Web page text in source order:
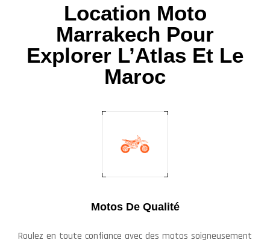
Location Moto
Marrakech Pour
Explorer L’Atlas Et Le
Maroc
Motos De Qualité
Roulez en toute confiance avec des motos soigneusement